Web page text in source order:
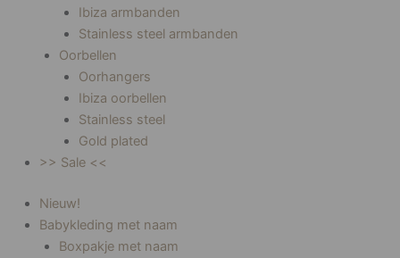
Ibiza armbanden
Stainless steel armbanden
Oorbellen
Oorhangers
Ibiza oorbellen
Stainless steel
Gold plated
>> Sale <<
Nieuw!
Babykleding met naam
Boxpakje met naam